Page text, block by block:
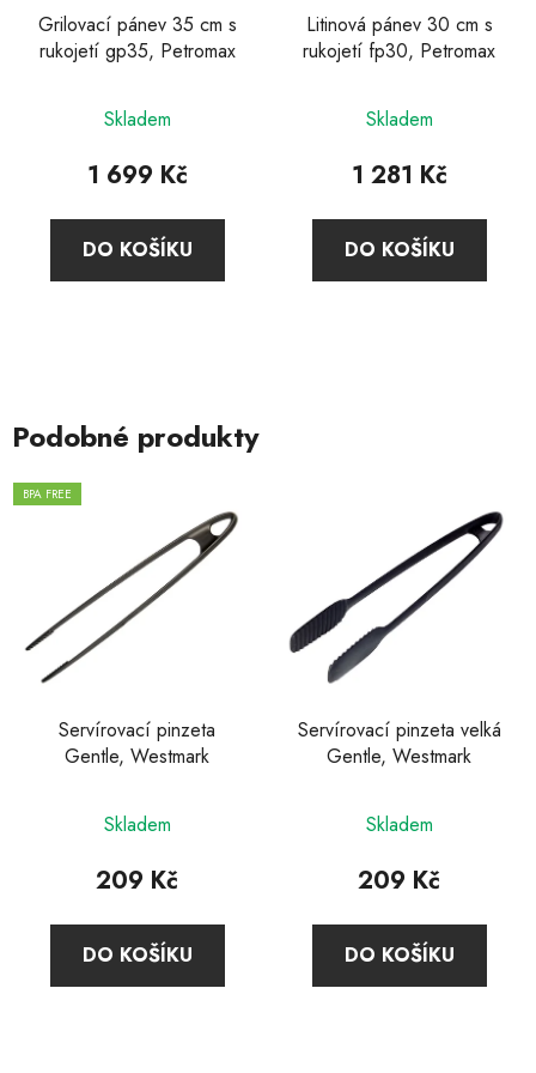
Grilovací pánev 35 cm s
rukojetí gp35, Petromax
Skladem
1 699 Kč
DO KOŠÍKU
Litinová pánev 30 cm s
rukojetí fp30, Petromax
Skladem
1 281 Kč
DO KOŠÍKU
Podobné produkty
BPA FREE
Servírovací pinzeta
Gentle, Westmark
Skladem
209 Kč
DO KOŠÍKU
Servírovací pinzeta velká
Gentle, Westmark
Skladem
209 Kč
DO KOŠÍKU